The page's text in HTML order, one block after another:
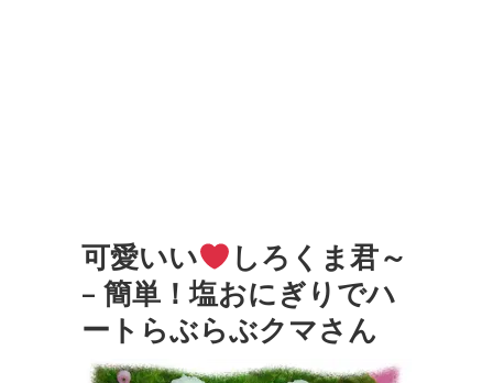
可愛いい
しろくま君～
– 簡単！塩おにぎりでハ
ートらぶらぶクマさん